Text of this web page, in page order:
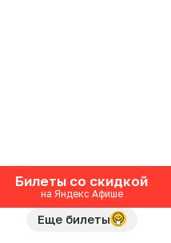
Билеты со скидкой
на Яндекс Афише
Еще билеты